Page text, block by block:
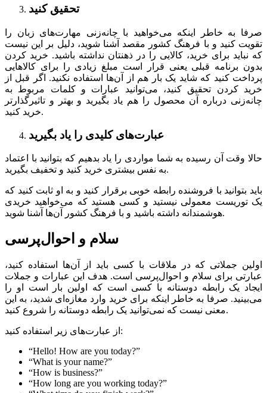
تحقیق کنید
صرفا به خاطر اینکه می‌خواهید با چانه‌زنی مهارت‌های زبان را
تقویت کنید و با فرهنگ کشور مقصد آشنا شوید، دلیل بر این نیست
که نباید برای خرید، کالایی را در ذهنتان نداشته باشید. خرید کردن
بدون برنامه قبلی یعنی قرار است مبلغ زیادی را برای کالاهایی
پرداخت کنید که شاید یک بار هم از آن‌ها استفاده نکنید. اگر قبل از
خرید کردن تحقیق کنید، می‌توانید عبارات و کلمات مربوط به
چانه‌زنی درباره آن محصول را هم یاد بگیرید و بهتر و تاثیرگذارتر
خرید کنید.
عبارت‌های کلیدی را یاد بگیرید
حالا وقت آن رسیده به شما مواردی را یاد بدهیم که بتوانید با اعتماد
به نفس بیشتری خرید کنید و تخفیف بگیرید.
باید بتوانید با فروشنده رابطه خوبی برقرار کنید و به او ثابت کنید که
یک توریست معمولی نیستید و کسی هستید که می‌خواهید خریدی
هوشمندانه داشته باشید و با فرهنگ کشور آن‌ها آشنا شوید.
سلام و احوال‌پرسی
اولین جملاتی که در ملاقات با کسی باید از آن‌ها استفاده کنید،
عبارتی برای سلام و احوال‌پرسی است. هدف این عبارات و جملات
ایجاد یک رابطه دوستانه با کسی است که اولین بار است او را
می‌بینید. صرفا به خاطر اینکه برای خرید وارد مغازه‌ای شدید، به این
معنی نیست که نمی‌توانید یک رابطه دوستانه را شروع کنید.
از عبارت‌های زیر استفاده کنید:
“Hello! How are you today?”
“What is your name?”
“How is business?”
“How long are you working today?”